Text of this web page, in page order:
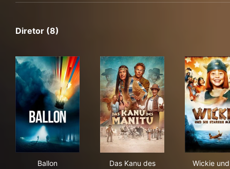
Diretor (8)
Ballon
Das Kanu des
Wickie